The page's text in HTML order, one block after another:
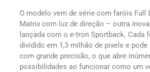
O modelo vem de série com faróis Full
Matrix com luz de direção – outra
lançada com o e-tron Sportback. Cada
dividido em 1,3 milhão de pixels e
com grande precisão, o que abre
possibilidades ao funcionar como um